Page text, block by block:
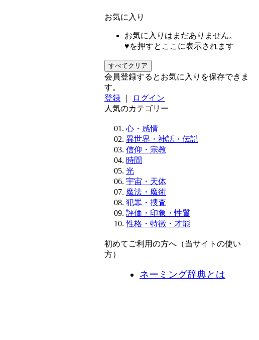
お気に入り
お気に入りはまだありません。
♥を押すとここに表示されます
すべてクリア
会員登録するとお気に入りを保存できま
す。
登録
ログイン
人気のカテゴリー
心・感情
異世界・神話・伝説
信仰・宗教
時間
光
宇宙・天体
魔法・魔術
犯罪・捜査
評価・印象・性質
性格・特徴・才能
初めてご利用の方へ（当サイトの使い
方）
ネーミング辞典とは